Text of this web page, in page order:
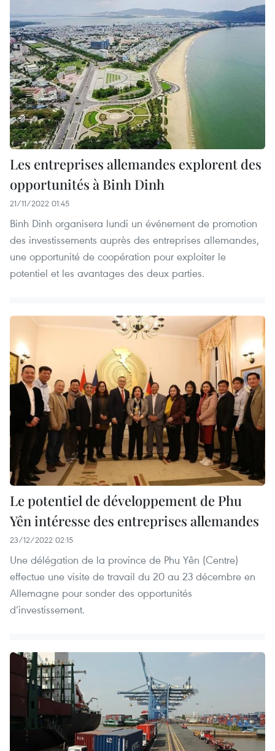
Les entreprises allemandes explorent des
opportunités à Binh Dinh
21/11/2022 01:45
Binh Dinh organisera lundi un événement de promotion
des investissements auprès des entreprises allemandes,
une opportunité de coopération pour exploiter le
potentiel et les avantages des deux parties.
Le potentiel de développement de Phu
Yên intéresse des entreprises allemandes
23/12/2022 02:15
Une délégation de la province de Phu Yên (Centre)
effectue une visite de travail du 20 au 23 décembre en
Allemagne pour sonder des opportunités
d’investissement.